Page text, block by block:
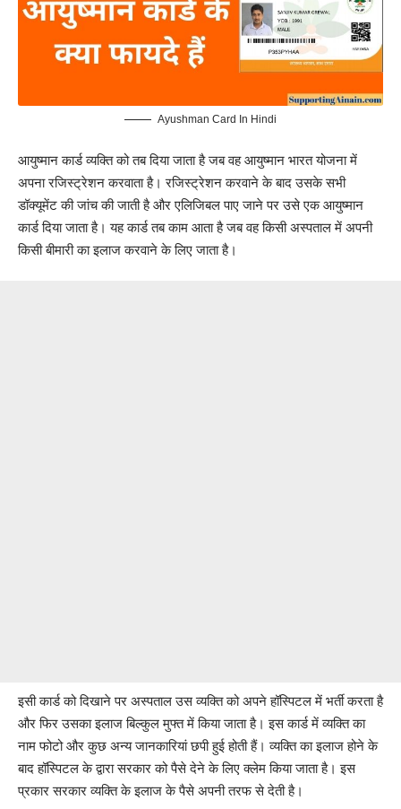
Ayushman Card In Hindi
आयुष्मान कार्ड व्यक्ति को तब दिया जाता है जब वहआयुष्मान भारत योजनामें
अपना रजिस्ट्रेशन करवाता है। रजिस्ट्रेशन करवाने के बाद उसके सभी
डॉक्यूमेंट की जांच की जाती है और एलिजिबल पाए जाने पर उसे एक आयुष्मान
कार्ड दिया जाता है। यह कार्ड तब काम आता है जब वह किसी अस्पताल में अपनी
किसी बीमारी का इलाज करवाने के लिए जाता है।
इसी कार्ड को दिखाने पर अस्पताल उस व्यक्ति को अपने हॉस्पिटल में भर्ती करता है
और फिर उसका इलाज बिल्कुल मुफ्त में किया जाता है। इस कार्ड में व्यक्ति का
नाम फोटो और कुछ अन्य जानकारियां छपी हुई होती हैं। व्यक्ति का इलाज होने के
बाद हॉस्पिटल के द्वारा सरकार को पैसे देने के लिए क्लेम किया जाता है।‌ इस
प्रकार सरकार व्यक्ति के इलाज के पैसे अपनी तरफ से देती है।